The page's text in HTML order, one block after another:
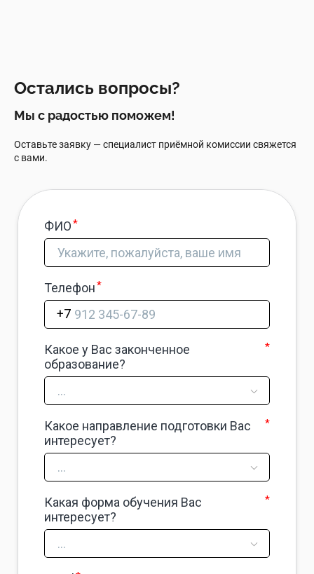
Остались вопросы?
Мы с радостью поможем!
Оставьте заявку — специалист приёмной комиссии свяжется
с вами.